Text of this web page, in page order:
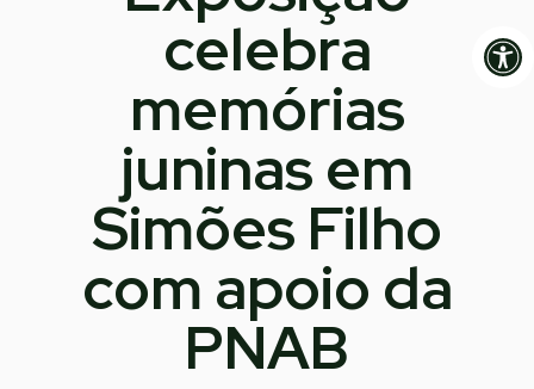
celebra
memórias
juninas em
Simões Filho
com apoio da
PNAB